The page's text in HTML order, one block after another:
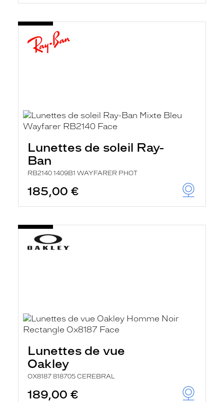
Lunettes de soleil Ray-
Ban
RB2140 1409B1 WAYFARER PHOT
185,00 €
Lunettes de vue
Oakley
OX8187 818705 CEREBRAL
189,00 €